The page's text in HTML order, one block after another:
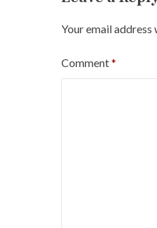
o
n
Your email
Comment*